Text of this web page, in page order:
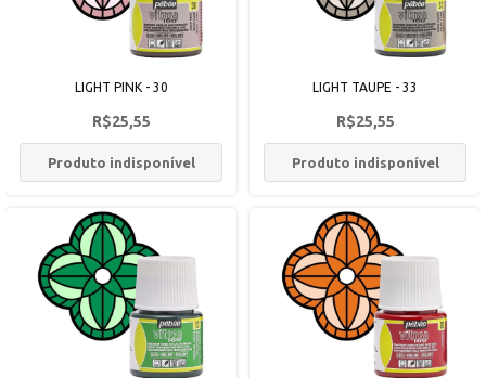
LIGHT PINK - 30
R$25,55
Produto indisponível
LIGHT TAUPE - 33
R$25,55
Produto indisponível